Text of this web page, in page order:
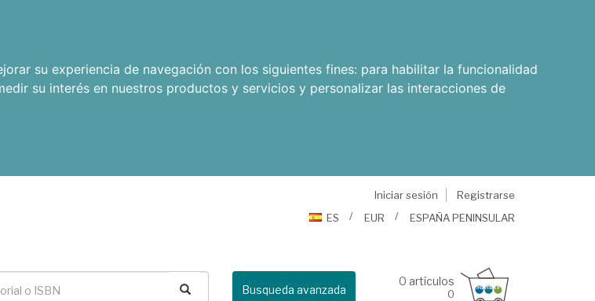
su experiencia de navegación con los siguientes fines: para habilitar la funcionalidad
su interés en nuestros productos y servicios y personalizar las interacciones de
Iniciar sesión
Registrarse
ES
EUR ESPAÑA PENINSULAR
Busqueda avanzada
0 artículos
0